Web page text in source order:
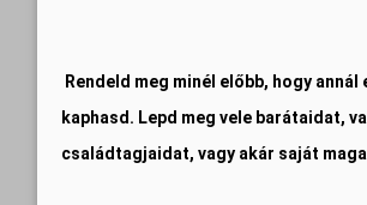
Rendeld meg minél előbb, hogy annál
kaphasd. Lepd meg vele barátaidat,
családtagjaidat, vagy akár saját